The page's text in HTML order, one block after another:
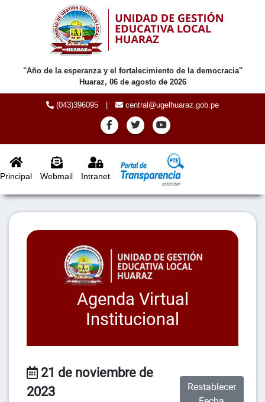
"Año de la esperanza y el fortalecimiento de la democracia"
Huaraz, 06 de agosto de 2026
(043)396095 central@ugelhuaraz.gob.pe
Principal Webmail Intranet
Agenda Virtual
Institucional
21 de noviembre de
2023
Restablecer